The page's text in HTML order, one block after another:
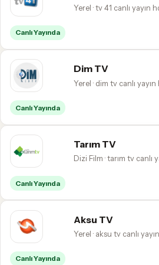
Yerel · tv 41 canlı yayın
Canlı Yayında
Dim TV
Yerel · dim tv canlı
Canlı Yayında
Tarım TV
Dizi Film · tarım tv canlı
Canlı Yayında
Aksu TV
Yerel · aksu tv canlı
Canlı Yayında